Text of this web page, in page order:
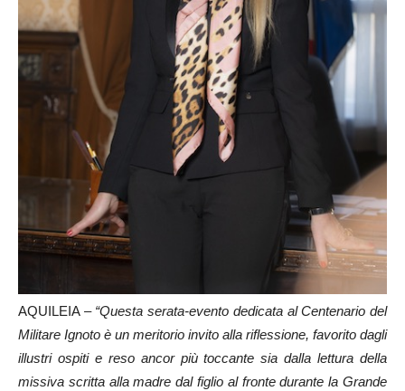
AQUILEIA –“Questa serata-evento dedicata al Centenario del
Militare Ignoto è un meritorio invito alla riflessione, favorito dagli
illustri ospiti e reso ancor più toccante sia dalla lettura della
missiva scritta alla madre dal figlio al fronte durante la Grande